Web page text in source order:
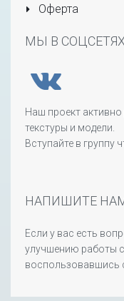
Оферта
МЫ В
Наш проект
текстуры и модели.
Вступайте в группу
НАПИШИТЕ
Если у вас есть
улучшению работы
воспользовавшись